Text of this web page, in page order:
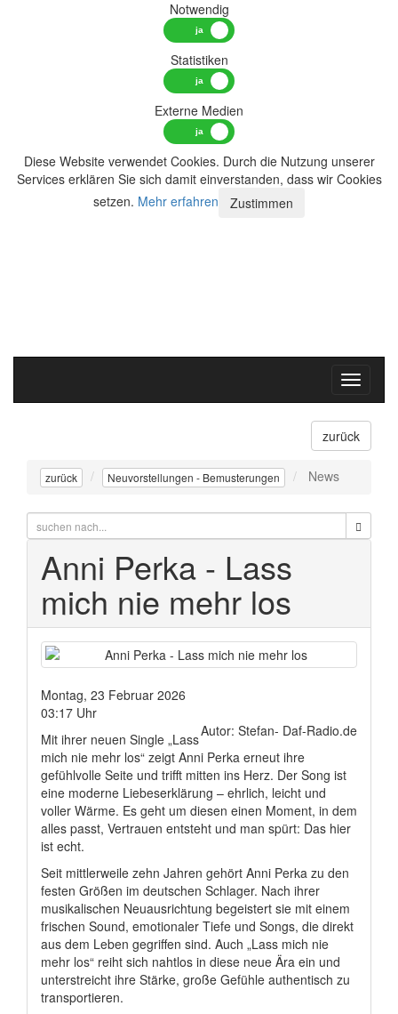
Notwendig
Statistiken
Externe Medien
Diese Website verwendet Cookies. Durch die Nutzung unserer
Services erklären Sie sich damit einverstanden, dass wir Cookies
setzen. Mehr erfahren Zustimmen
Toggle
zurück
zurück Neuvorstellungen - Bemusterungen News
Anni Perka - Lass
mich nie mehr los
Montag, 23 Februar 2026
03:17 Uhr
Autor: Stefan- Daf-Radio.de
Mit ihrer neuen Single „Lass
mich nie mehr los“ zeigt Anni Perka erneut ihre
gefühlvolle Seite und trifft mitten ins Herz. Der Song ist
eine moderne Liebeserklärung – ehrlich, leicht und
voller Wärme. Es geht um diesen einen Moment, in dem
alles passt, Vertrauen entsteht und man spürt: Das hier
ist echt.
Seit mittlerweile zehn Jahren gehört Anni Perka zu den
festen Größen im deutschen Schlager. Nach ihrer
musikalischen Neuausrichtung begeistert sie mit einem
frischen Sound, emotionaler Tiefe und Songs, die direkt
aus dem Leben gegriffen sind. Auch „Lass mich nie
mehr los“ reiht sich nahtlos in diese neue Ära ein und
unterstreicht ihre Stärke, große Gefühle authentisch zu
transportieren.